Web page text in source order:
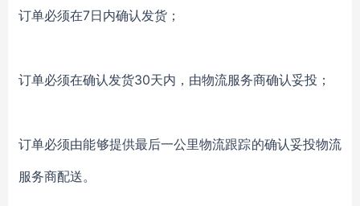
订单必须在7日内确认发货；
订单必须在确认发货30天内，由物流服务商确认妥投；
订单必须由能够提供最后一公里物流跟踪的确认妥投物流
服务商配送。